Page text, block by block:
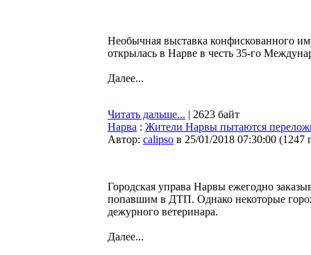
Необычная выставка конфискованного
открылась в Нарве в честь 35-го
Далее...
Читать дальше... | 2623 байт
Нарва : Жители Нарвы пытаются
Автор: calipso в 25/01/2018 07:30:00 (1247
Городская управа Нарвы ежегодно
попавшим в ДТП. Однако некоторые
дежурного ветеринара.
Далее...